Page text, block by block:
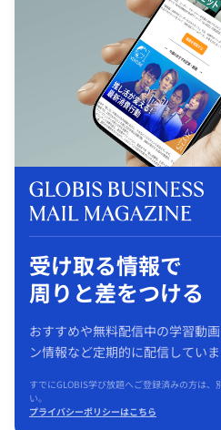
受け取る情報で
周りと差をつける
おすすめや無料配信中の学習動
ン情報など定期的に配信していま
すでにGLOBIS学び放題へご登録済みの方は
い。
プライバシーポリシーはこちら